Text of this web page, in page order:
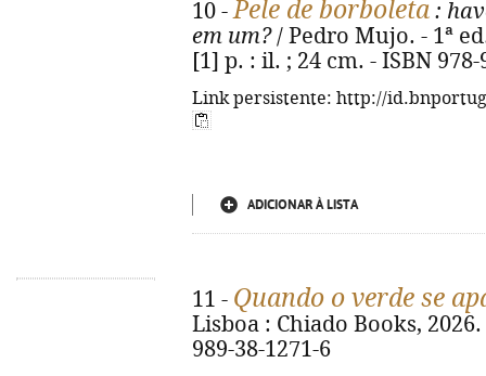
10 -Pele de borboleta :
em um?/ Pedro Mujo. - 1ª
[1] p. : il. ; 24 cm. - ISBN 978-
Link persistente: http://
ADICIONAR À LISTA
11 - Quando o verde se
Lisboa : Chiado Books,
989-38-1271-6